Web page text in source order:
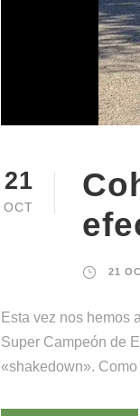
21
OCT
21
Esta vez nos hemos
Super Campeón de
«shakedown».